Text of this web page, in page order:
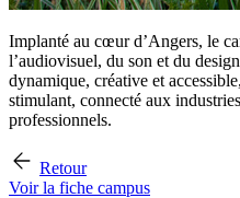
Implanté au cœur d’Angers, le
l’audiovisuel, du son et du
dynamique, créative et
stimulant, connecté aux
professionnels.
Retour
Voir la fiche campus